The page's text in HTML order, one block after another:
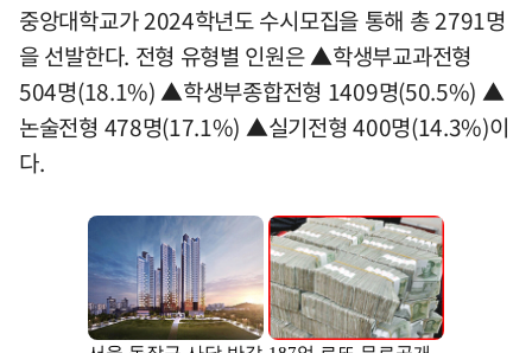
중앙대학교가 2024학년도 수시모집을 통해 총 2791명
을 선발한다. 전형 유형별 인원은 ▲학생부교과전형
504명(18.1%) ▲학생부종합전형 1409명(50.5%) ▲
논술전형 478명(17.1%) ▲실기전형 400명(14.3%)이
다.